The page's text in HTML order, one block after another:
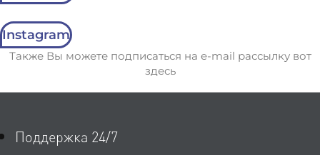
Instagram
Также Вы можете подписаться на e-mail рассылку вот
здесь
Поддержка 24/7